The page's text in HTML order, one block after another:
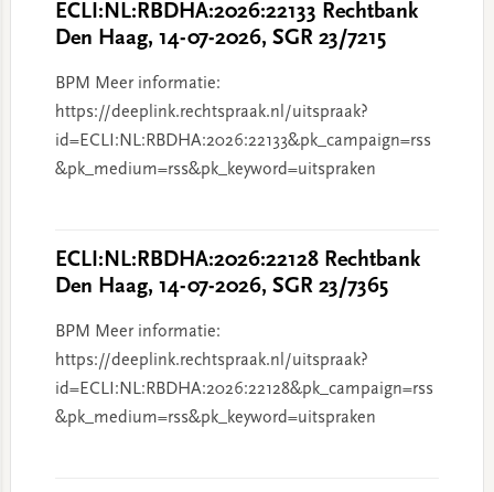
ECLI:NL:RBDHA:2026:22133 Rechtbank
Den Haag, 14-07-2026, SGR 23/7215
BPM Meer informatie:
https://deeplink.rechtspraak.nl/uitspraak?
id=ECLI:NL:RBDHA:2026:22133&pk_campaign=rss
&pk_medium=rss&pk_keyword=uitspraken
ECLI:NL:RBDHA:2026:22128 Rechtbank
Den Haag, 14-07-2026, SGR 23/7365
BPM Meer informatie:
https://deeplink.rechtspraak.nl/uitspraak?
id=ECLI:NL:RBDHA:2026:22128&pk_campaign=rss
&pk_medium=rss&pk_keyword=uitspraken